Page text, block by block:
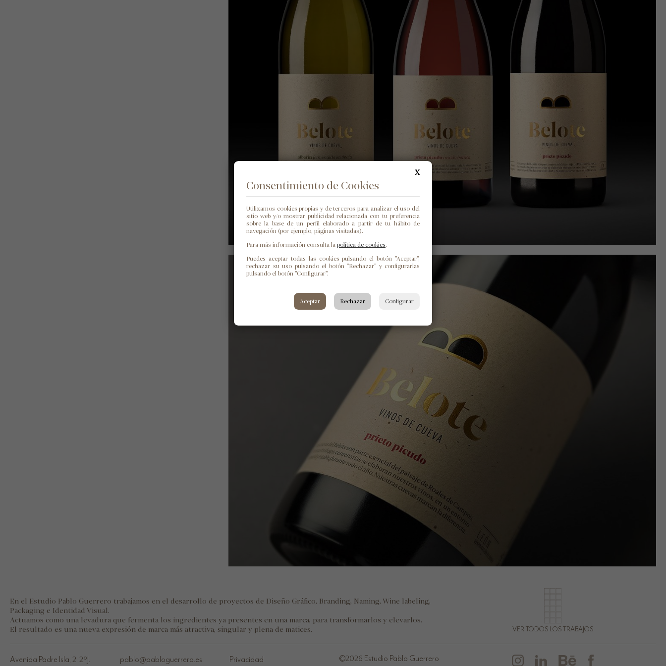
En el Estudio Pablo Guerrero trabajamos en el desarrollo de proyectos de Diseño Gráfico, Branding, Naming, Wine labeling,
Packaging e Identidad Visual.
Actuamos como una levadura que fermenta los ingredientes ya presentes en una marca, para transformarlos y elevarlos.
El resultado es una nueva expresión de marca más atractiva, singular y plena de matices.
VER TODOS LOS TRABAJOS
Avenida Padre Isla, 2. 2ºJ.
pablo@pabloguerrero.es
Privacidad
©2026 Estudio Pablo Guerrero
X
Consentimiento de Cookies
Utilizamos cookies propias y de terceros para analizar el uso del
sitio web y/o mostrar publicidad relacionada con tu preferencia
sobre la base de un perfil elaborado a partir de tu hábito de
navegación (por ejemplo, páginas visitadas).
Para más información consulta la política de cookies.
Puedes aceptar todas las cookies pulsando el botón "Aceptar",
rechazar su uso pulsando el botón "Rechazar" y configurarlas
pulsando el botón "Configurar".
Aceptar Rechazar Configurar